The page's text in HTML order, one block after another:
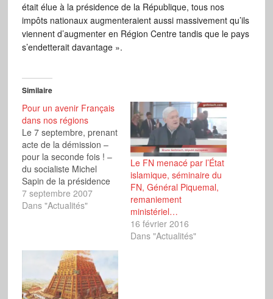
était élue à la présidence de la République, tous nos
impôts nationaux augmenteraient aussi massivement qu’ils
viennent d’augmenter en Région Centre tandis que le pays
s’endetterait davantage ».
Similaire
Pour un avenir Français
dans nos régions
Le 7 septembre, prenant
acte de la démission –
pour la seconde fois ! –
du socialiste Michel
Sapin de la présidence
de la Région Centre, le
président du groupe FN,
cette capitulation à mi-
mandat de ce cacique…
7 septembre 2007
Dans "Actualités"
Le FN menacé par l’État
islamique, séminaire du
FN, Général Piquemal,
remaniement
ministériel…
16 février 2016
Dans "Actualités"